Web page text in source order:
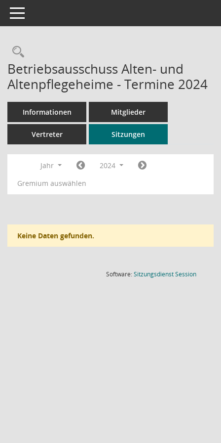
Toggle navigation
Rechercheauswahl
Betriebsausschuss Alten- und
Altenpflegeheime - Termine 2024
Informationen Mitglieder
Vertreter Sitzungen
Jahr
2024
Gremium auswählen
Keine Daten gefunden.
Software:SitzungsdienstSession(Wird in